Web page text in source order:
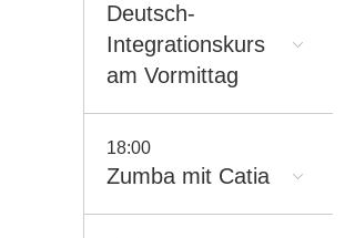
Deutsch-
Integrationskurs
am Vormittag
18:00
Zumba mit Catia